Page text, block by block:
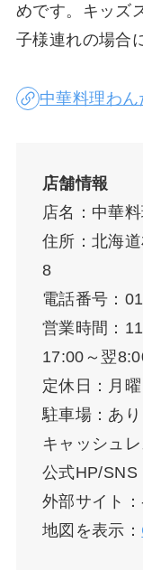
めです。キッズ
子様連れの場合
中華料理わ
店舗情報
店名：中華
住所：北海
8
電話番号：
営業時間：
17:00～翌
定休日：月曜
駐車場：あり
キャッシュ
公式HP/SNS
外部サイト
地図を表示：